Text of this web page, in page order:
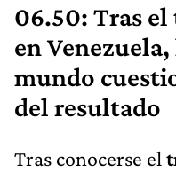
06.50: ​Tras
en
mundo
del resultado
Tras conocerse el